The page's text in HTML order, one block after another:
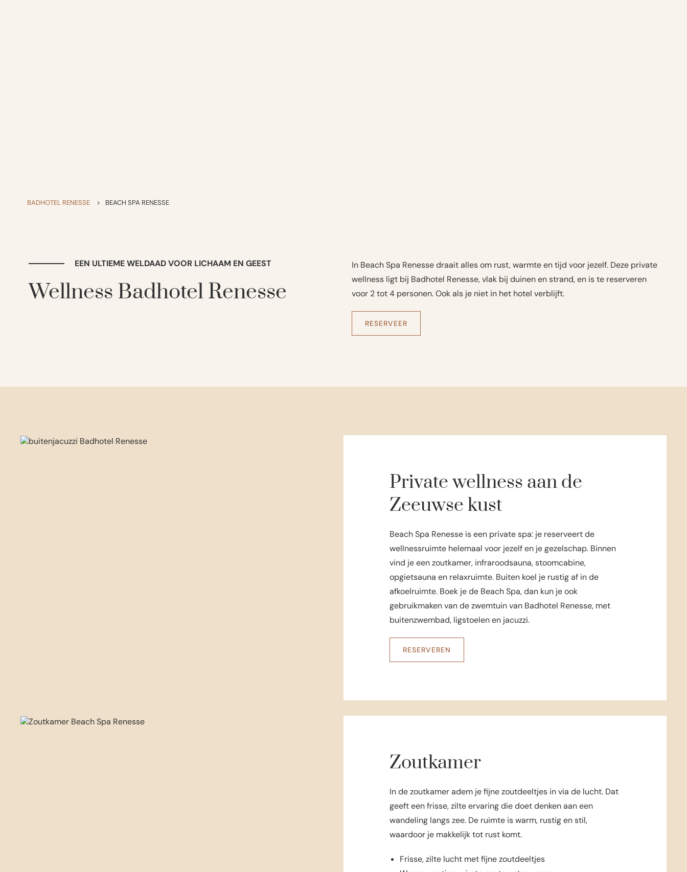
BADHOTEL RENESSE > BEACH SPA RENESSE
Wellness Badhotel Renesse
EEN ULTIEME WELDAAD VOOR LICHAAM EN GEEST
In Beach Spa Renesse draait alles om rust, warmte en tijd voor jezelf. Deze private
wellness ligt bij Badhotel Renesse, vlak bij duinen en strand, en is te reserveren
voor 2 tot 4 personen. Ook als je niet in het hotel verblijft.
RESERVEER
Private wellness aan de
Zeeuwse kust
Beach Spa Renesse is een private spa: je reserveert de
wellnessruimte helemaal voor jezelf en je gezelschap. Binnen
vind je een zoutkamer, infraroodsauna, stoomcabine,
opgietsauna en relaxruimte. Buiten koel je rustig af in de
afkoelruimte. Boek je de Beach Spa, dan kun je ook
gebruikmaken van de zwemtuin van Badhotel Renesse, met
buitenzwembad, ligstoelen en jacuzzi.
RESERVEREN
Zoutkamer
In de zoutkamer adem je fijne zoutdeeltjes in via de lucht. Dat
geeft een frisse, zilte ervaring die doet denken aan een
wandeling langs zee. De ruimte is warm, rustig en stil,
waardoor je makkelijk tot rust komt.
Frisse, zilte lucht met fijne zoutdeeltjes